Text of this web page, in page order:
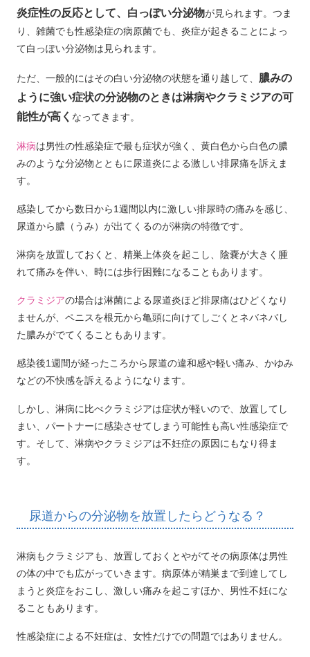
炎症性の反応として、白っぽい分泌物が見られます。つま
り、雑菌でも性感染症の病原菌でも、炎症が起きることによっ
て白っぽい分泌物は見られます。
ただ、一般的にはその白い分泌物の状態を通り越して、 膿みの
ように強い症状の分泌物のときは淋病やクラミジアの可
能性が高く なってきます。
淋病は男性の性感染症で最も症状が強く、黄白色から白色の膿
みのような分泌物とともに尿道炎による激しい排尿痛を訴えま
す。
感染してから数日から1週間以内に激しい排尿時の痛みを感じ、
尿道から膿（うみ）が出てくるのが淋病の特徴です。
淋病を放置しておくと、精巣上体炎を起こし、陰嚢が大きく腫
れて痛みを伴い、時には歩行困難になることもあります。
クラミジアの場合は淋菌による尿道炎ほど排尿痛はひどくなり
ませんが、ペニスを根元から亀頭に向けてしごくとネバネバし
た膿みがでてくることもあります。
感染後1週間が経ったころから尿道の違和感や軽い痛み、かゆみ
などの不快感を訴えるようになります。
しかし、淋病に比べクラミジアは症状が軽いので、放置してし
まい、パートナーに感染させてしまう可能性も高い性感染症で
す。そして、淋病やクラミジアは不妊症の原因にもなり得ま
す。
尿道からの分泌物を放置したらどうなる？
淋病もクラミジアも、放置しておくとやがてその病原体は男性
の体の中でも広がっていきます。病原体が精巣まで到達してし
まうと炎症をおこし、激しい痛みを起こすほか、男性不妊にな
ることもあります。
性感染症による不妊症は、女性だけでの問題ではありません。